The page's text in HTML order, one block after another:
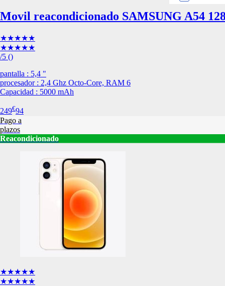
Movil reacondicionado SAMSUNG A54
★★★★★
★★★★★
/5 ()
pantalla : 5,4 "
procesador : 2,4 Ghz Octo-Core, RAM 6
Capacidad : 5000 mAh
249€94
Pago a
plazos
Reacondicionado
★★★★★
★★★★★